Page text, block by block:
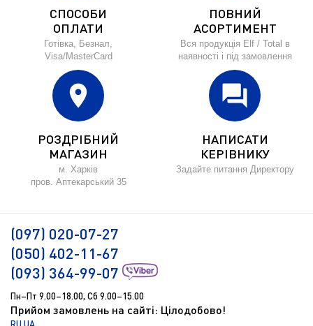
СПОСОБИ
ОПЛАТИ
Готівка, Безнал,
Visa/MasterCard
ПОВНИЙ
АСОРТИМЕНТ
Вся продукція Elf / Total в
наявності і під замовлення
location_on
РОЗДРІБНИЙ
МАГАЗИН
м. Харків
пров. Аптекарський 35
forum
НАПИСАТИ
КЕРІВНИКУ
Задайте питання Директору
(097) 020-07-27
(050) 402-11-67
(093) 364-99-07
Пн–Пт 9.00–18.00, Сб 9.00–15.00
Прийом замовлень на сайті: Цілодобово!